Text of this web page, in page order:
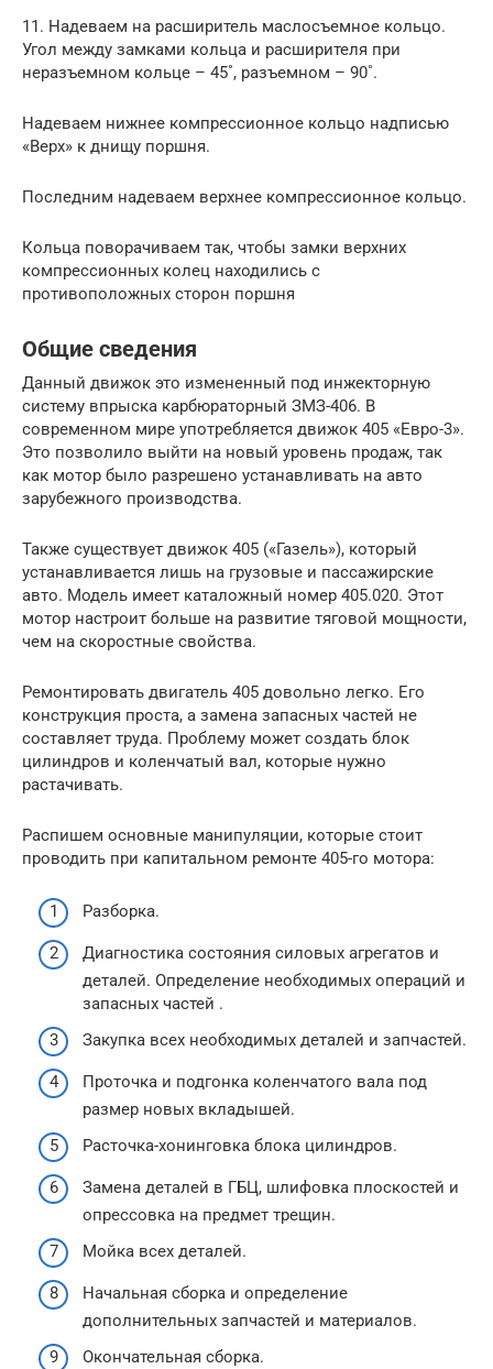
11. Надеваем на расширитель маслосъемное кольцо.
Угол между замками кольца и расширителя при
неразъемном кольце – 45˚, разъемном – 90˚.
Надеваем нижнее компрессионное кольцо надписью
«Верх» к днищу поршня.
Последним надеваем верхнее компрессионное кольцо.
Кольца поворачиваем так, чтобы замки верхних
компрессионных колец находились с
противоположных сторон поршня
Общие сведения
Данный движок это измененный под инжекторную
систему впрыска карбюраторный ЗМЗ-406. В
современном мире употребляется движок 405 «Евро-3».
Это позволило выйти на новый уровень продаж, так
как мотор было разрешено устанавливать на авто
зарубежного производства.
Также существует движок 405 («Газель»), который
устанавливается лишь на грузовые и пассажирские
авто. Модель имеет каталожный номер 405.020. Этот
мотор настроит больше на развитие тяговой мощности,
чем на скоростные свойства.
Ремонтировать двигатель 405 довольно легко. Его
конструкция проста, а замена запасных частей не
составляет труда. Проблему может создать блок
цилиндров и коленчатый вал, которые нужно
растачивать.
Распишем основные манипуляции, которые стоит
проводить при капитальном ремонте 405-го мотора:
Разборка.
Диагностика состояния силовых агрегатов и
деталей. Определение необходимых операций и
запасных частей .
Закупка всех необходимых деталей и запчастей.
Проточка и подгонка коленчатого вала под
размер новых вкладышей.
Расточка-хонинговка блока цилиндров.
Замена деталей в ГБЦ, шлифовка плоскостей и
опрессовка на предмет трещин.
Мойка всех деталей.
Начальная сборка и определение
дополнительных запчастей и материалов.
Окончательная сборка.